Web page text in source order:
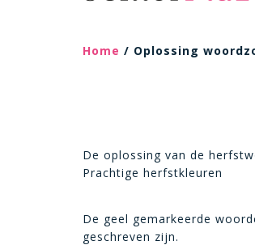
Home / Oplossing
De oplossing van de
Prachtige herfstkleuren
De geel gemarkeerde
geschreven zijn.